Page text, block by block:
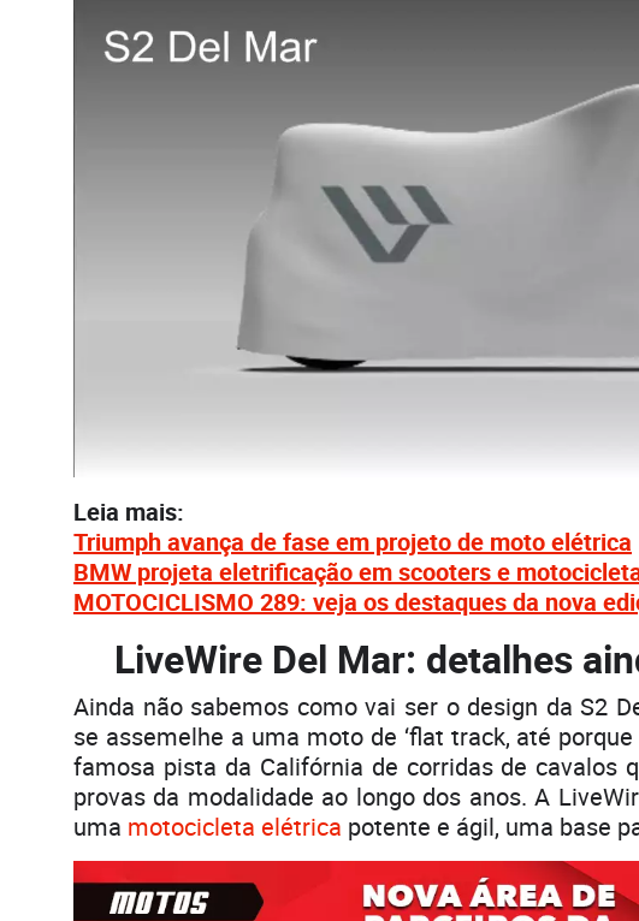
Leia mais:
Triumph avança de fase em projeto de moto elétrica
BMW projeta eletrificação em scooters e
MOTOCICLISMO 289: veja os destaques da nova
LiveWire Del Mar: detalhes
Ainda não sabemos como vai ser o design da S2
se assemelhe a uma moto de ‘flat track, até
famosa pista da Califórnia de corridas de cavalos
provas da modalidade ao longo dos anos. A
uma motocicleta elétrica potente e ágil, uma base